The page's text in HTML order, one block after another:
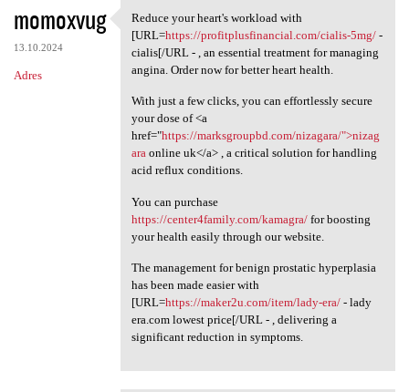
momoxvug
13.10.2024
Adres
Reduce your heart's workload
Reduce your heart's workload with
[URL=https://profitplusfinancial.com/cialis-5mg/-
cialis[/URL - , an essential treatment for managing
angina. Order now for better heart health.
With just a few clicks, you can effortlessly secure
your dose of <a
href="https://marksgroupbd.com/nizagara/">nizag
araonline uk</a> , a critical solution for handling
acid reflux conditions.
You can purchase
https://center4family.com/kamagra/for boosting
your health easily through our website.
The management for benign prostatic hyperplasia
has been made easier with
[URL=https://maker2u.com/item/lady-era/- lady
era.com lowest price[/URL - , delivering a
significant reduction in symptoms.